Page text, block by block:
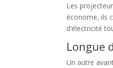
Les
économe, ils
d’électricité
Longue
Un autre